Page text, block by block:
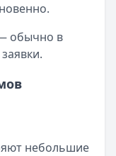
обычно в
небольшие